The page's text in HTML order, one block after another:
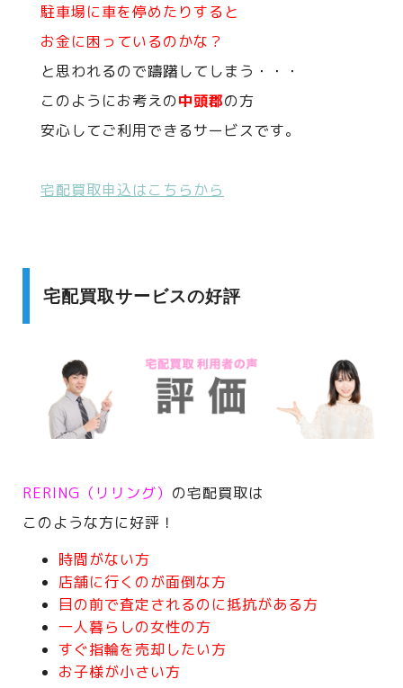
駐車場に車を停めたりすると
お金に困っているのかな？
と思われるので躊躇してしまう・・・
このようにお考えの中頭郡の方
安心してご利用できるサービスです。
宅配買取申込はこちらから
宅配買取サービスの好評
RERING（リリング） の宅配買取は
このような方に好評！
時間がない方
店舗に行くのが面倒な方
目の前で査定されるのに抵抗がある方
一人暮らしの女性の方
すぐ指輪を売却したい方
お子様が小さい方